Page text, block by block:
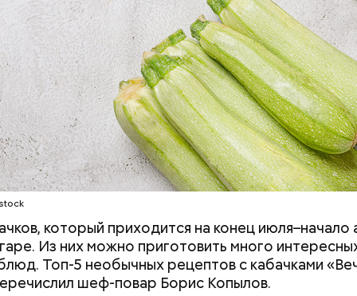
который приходится на конец июля–начало
Из них можно приготовить много
Топ-5 необычных рецептов с кабачками
шеф-повар Борис Копылов.